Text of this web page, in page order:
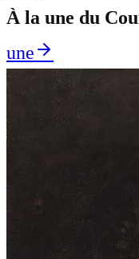
À la une du
une